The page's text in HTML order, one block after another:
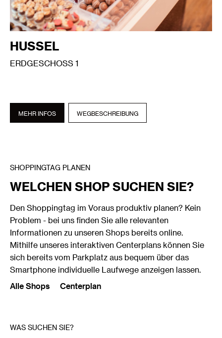
HUSSEL
ERDGESCHOSS 1
MEHR INFOS WEGBESCHREIBUNG
SHOPPINGTAG PLANEN
WELCHEN SHOP SUCHEN SIE?
Den Shoppingtag im Voraus produktiv planen? Kein
Problem - bei uns finden Sie alle relevanten
Informationen zu unseren Shops bereits online.
Mithilfe unseres interaktiven Centerplans können Sie
sich bereits vom Parkplatz aus bequem über das
Smartphone individuelle Laufwege anzeigen lassen.
Alle Shops
Centerplan
WAS SUCHEN SIE?